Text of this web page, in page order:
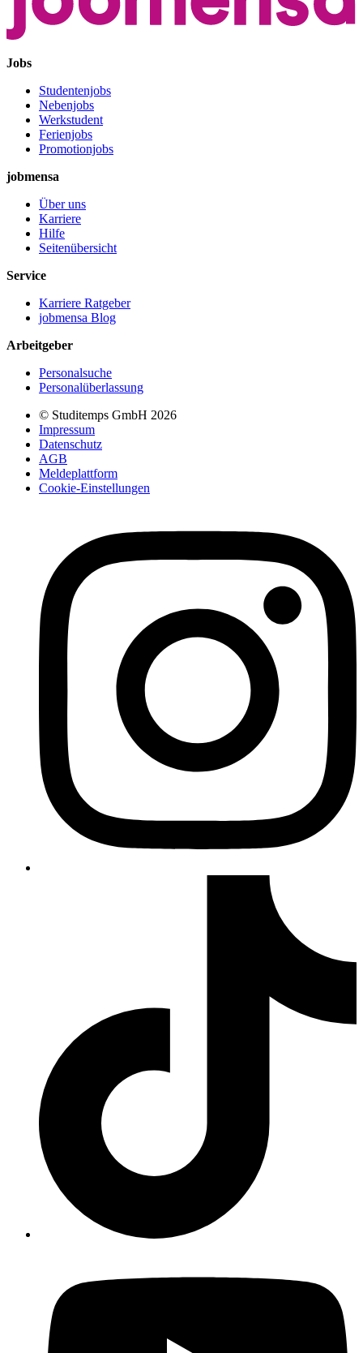
Jobs
Studentenjobs
Nebenjobs
Werkstudent
Ferienjobs
Promotionjobs
jobmensa
Über uns
Karriere
Hilfe
Seitenübersicht
Service
Karriere Ratgeber
jobmensa Blog
Arbeitgeber
Personalsuche
Personalüberlassung
© Studitemps GmbH 2026
Impressum
Datenschutz
AGB
Meldeplattform
Cookie-Einstellungen